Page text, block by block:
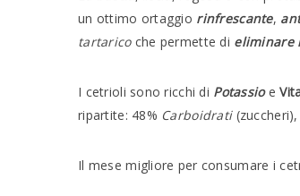
un ottimo ortaggio rinfrescante,
tartaricoche permette di eliminare
I cetrioli sono ricchi di Potassioe
ripartite: 48% Carboidrati(zuccheri),
Il mese migliore per consumare i